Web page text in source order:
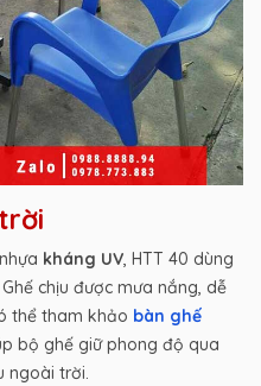
kháng UV, HTT 40 dùng
chịu được mưa nắng, dễ
thể tham khảo bàn ghế
bộ ghế giữ phong độ qua
ngoài trời.